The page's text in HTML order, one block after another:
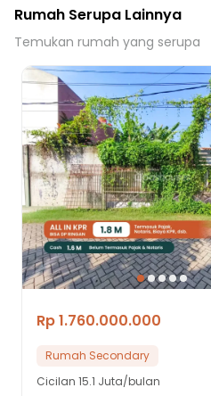
Rumah Serupa Lainnya
Temukan rumah yang serupa
Rp 1.760.000.000
Rumah Secondary
Cicilan 15.1 Juta/bulan